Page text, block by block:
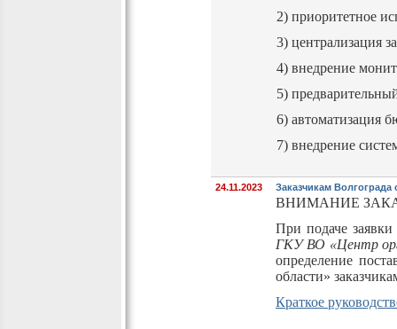
2) приоритетное
3) централизация
4) внедрение
5)
6) автоматизация
7) внедрение
24.11.2023 Заказчикам
ВНИМАНИЕ
При подаче
ГКУ ВО «Центр
определение
области»
Краткое